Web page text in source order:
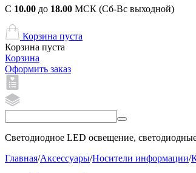
С 10.00 до 18.00 МСК (Сб-Вс выходной)
Корзина пуста
Корзина пуста
Корзина
Оформить заказ
Светодиодное LED освещение,
Главная/Аксессуары/Носители информации/